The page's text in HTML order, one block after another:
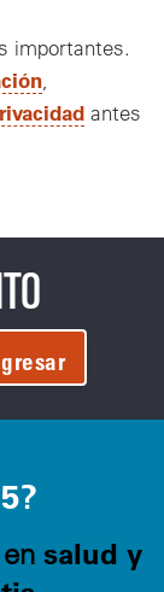
importantes.
,
antes
salud y